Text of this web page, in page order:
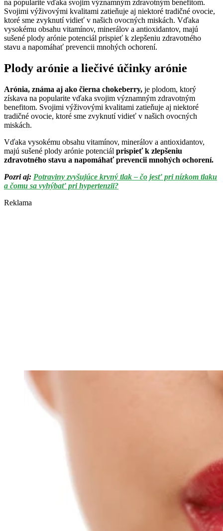
na popularite vďaka svojim významným zdravotným benefitom.
Svojimi výživovými kvalitami zatieňuje aj niektoré tradičné ovocie,
ktoré sme zvyknutí vidieť v našich ovocných miskách. Vďaka
vysokému obsahu vitamínov, minerálov a antioxidantov, majú
sušené plody arónie potenciál prispieť k zlepšeniu zdravotného
stavu a napomáhať prevencii mnohých ochorení.
Plody arónie a liečivé účinky arónie
Arónia, známa aj ako čierna chokeberry, je plodom, ktorý
získava na popularite vďaka svojim významným zdravotným
benefitom. Svojimi výživovými kvalitami zatieňuje aj niektoré
tradičné ovocie, ktoré sme zvyknutí vidieť v našich ovocných
miskách.
Vďaka vysokému obsahu vitamínov, minerálov a antioxidantov,
majú sušené plody arónie potenciál prispieť k zlepšeniu
zdravotného stavu a napomáhať prevencii mnohých ochorení.
Pozri aj: Potraviny zvyšujúce krvný tlak – čo jesť pri nízkom tlaku
a čomu sa vyhýbať pri hypertenzii?
Reklama